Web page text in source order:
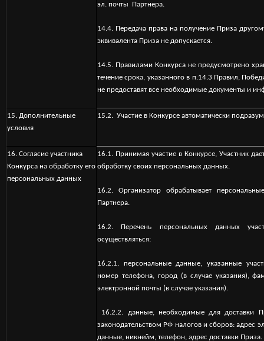
эл. почты Партнера.
14.4. Передача права на получение Приза
эквивалента Приза не допускается.
14.5. Правилами Конкурса не предусмотрено
течение срока, указанного в п.14.3 Правил,
не предоставят все необходимые документы и
15. Дополнительные
условия
15.2. Участие в Конкурсе автоматически
16. Согласие участника
Конкурса на обработку его
персональных данных
16.1. Принимая участие в Конкурсе, Участник
обработку своих персональных данных.
16.2. Организатор обрабатывает
Партнера.
16.2. Перечень персональных данных
осуществляться:
16.2.1. персональные данные, указанные
номер телефона, город (в случае указания),
электронной почты (в случае указания).
16.2.2. данные, необходимые для доставки
законодательством РФ налогов и сборов: адрес
данные, никнейм, телефон, адрес доставки Приза.